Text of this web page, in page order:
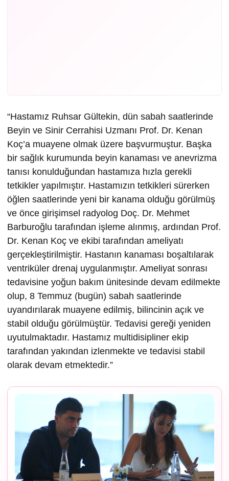
“Hastamız Ruhsar Gültekin, dün sabah saatlerinde
Beyin ve Sinir Cerrahisi Uzmanı Prof. Dr. Kenan
Koç’a muayene olmak üzere başvurmuştur. Başka
bir sağlık kurumunda beyin kanaması ve anevrizma
tanısı konulduğundan hastamıza hızla gerekli
tetkikler yapılmıştır. Hastamızın tetkikleri sürerken
öğlen saatlerinde yeni bir kanama olduğu görülmüş
ve önce girişimsel radyolog Doç. Dr. Mehmet
Barburoğlu tarafından işleme alınmış, ardından Prof.
Dr. Kenan Koç ve ekibi tarafından ameliyatı
gerçekleştirilmiştir. Hastanın kanaması boşaltılarak
ventriküler drenaj uygulanmıştır. Ameliyat sonrası
tedavisine yoğun bakım ünitesinde devam edilmekte
olup, 8 Temmuz (bugün) sabah saatlerinde
uyandırılarak muayene edilmiş, bilincinin açık ve
stabil olduğu görülmüştür. Tedavisi gereği yeniden
uyutulmaktadır. Hastamız multidisipliner ekip
tarafından yakından izlenmekte ve tedavisi stabil
olarak devam etmektedir.”